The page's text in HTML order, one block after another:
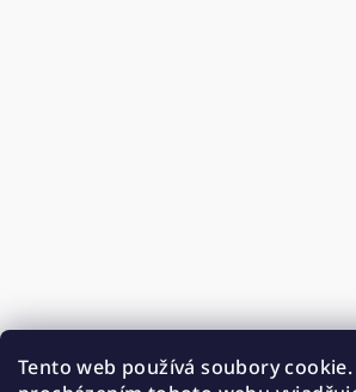
Tento web používá soubory